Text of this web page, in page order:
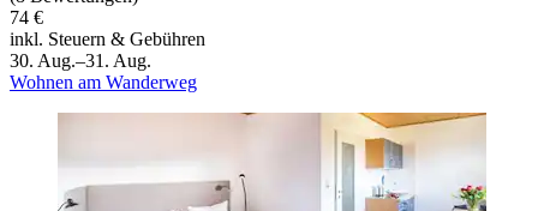
74 €
inkl. Steuern & Gebühren
30. Aug.–31. Aug.
Wohnen am Wanderweg